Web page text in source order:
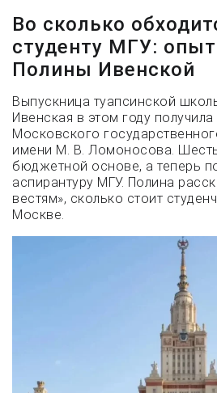
Во сколько
студенту МГУ:
Полины Ивенской
Выпускница туапсинской
Ивенская в этом году
Московского
имени М. В. Ломоносова.
бюджетной основе, а теперь
аспирантуру МГУ. Полина
вестям», сколько стоит
Москве.